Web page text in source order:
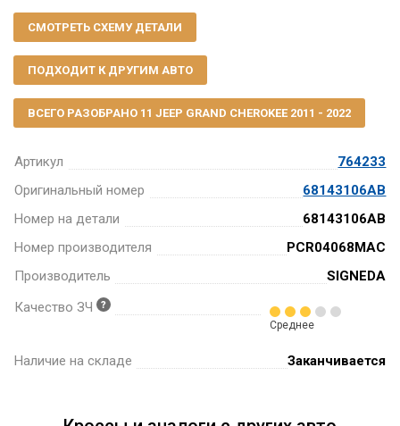
Артикул
764233
Оригинальный номер
68143106AB
Номер на детали
68143106AB
Номер производителя
PCR04068MAC
Производитель
SIGNEDA
Качество ЗЧ
Среднее
Наличие на складе Заканчивается
СМОТРЕТЬ СХЕМУ ДЕТАЛИ
ПОДХОДИТ К ДРУГИМ АВТО
ВСЕГО РАЗОБРАНО 11 JEEP GRAND CHEROKEE 2011 - 2022